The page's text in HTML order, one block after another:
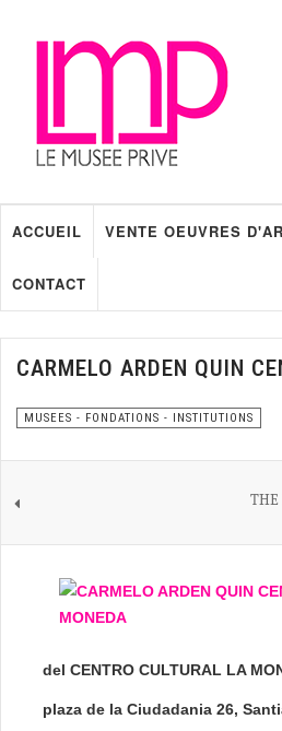
ACCUEIL VENTE OEUVRES
CONTACT
CARMELO ARDEN QUIN
MUSEES - FONDATIONS - INSTITUTIONS
THE
del CENTRO CULTURAL LA
plaza de la Ciudadania 26,